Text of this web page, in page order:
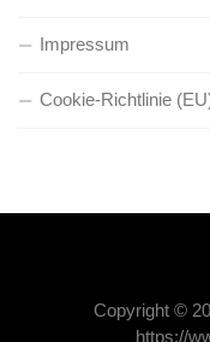
Impressum
Cookie-Richtlinie
Copyright ©
https://